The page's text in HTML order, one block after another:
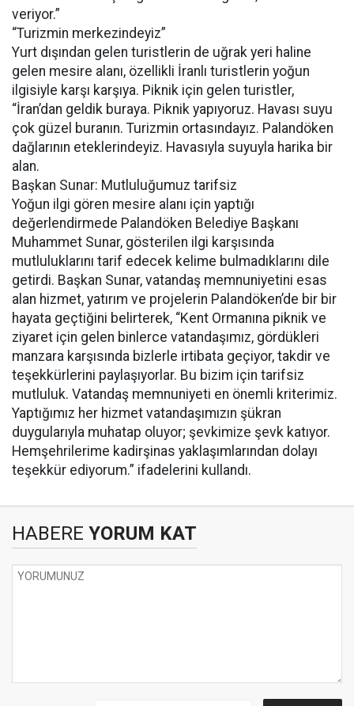
veriyor.”
“Turizmin merkezindeyiz”
Yurt dışından gelen turistlerin de uğrak yeri haline
gelen mesire alanı, özellikli İranlı turistlerin yoğun
ilgisiyle karşı karşıya. Piknik için gelen turistler,
“İran’dan geldik buraya. Piknik yapıyoruz. Havası suyu
çok güzel buranın. Turizmin ortasındayız. Palandöken
dağlarının eteklerindeyiz. Havasıyla suyuyla harika bir
alan.
Başkan Sunar: Mutluluğumuz tarifsiz
Yoğun ilgi gören mesire alanı için yaptığı
değerlendirmede Palandöken Belediye Başkanı
Muhammet Sunar, gösterilen ilgi karşısında
mutluluklarını tarif edecek kelime bulmadıklarını dile
getirdi. Başkan Sunar, vatandaş memnuniyetini esas
alan hizmet, yatırım ve projelerin Palandöken’de bir bir
hayata geçtiğini belirterek, “Kent Ormanına piknik ve
ziyaret için gelen binlerce vatandaşımız, gördükleri
manzara karşısında bizlerle irtibata geçiyor, takdir ve
teşekkürlerini paylaşıyorlar. Bu bizim için tarifsiz
mutluluk. Vatandaş memnuniyeti en önemli kriterimiz.
Yaptığımız her hizmet vatandaşımızın şükran
duygularıyla muhatap oluyor; şevkimize şevk katıyor.
Hemşehrilerime kadirşinas yaklaşımlarından dolayı
teşekkür ediyorum.” ifadelerini kullandı.
HABERE YORUM KAT